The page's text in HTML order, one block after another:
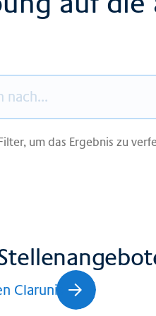
um das Ergebnis zu
Clarunis